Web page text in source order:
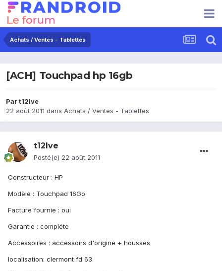
Achats / Ventes - Tablettes
[ACH] Touchpad hp 16gb
Part12lve
22 août 2011 dans Achats / Ventes - Tablettes
t12lve
Posté(e) 22 août 2011
Constructeur : HP
Modèle : Touchpad 16Go
Facture fournie : oui
Garantie : compléte
Accessoires : accessoirs d'origine + housses
localisation: clermont fd 63